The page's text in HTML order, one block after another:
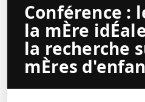
Conférence :
la mÈre
la recherche
mÈres